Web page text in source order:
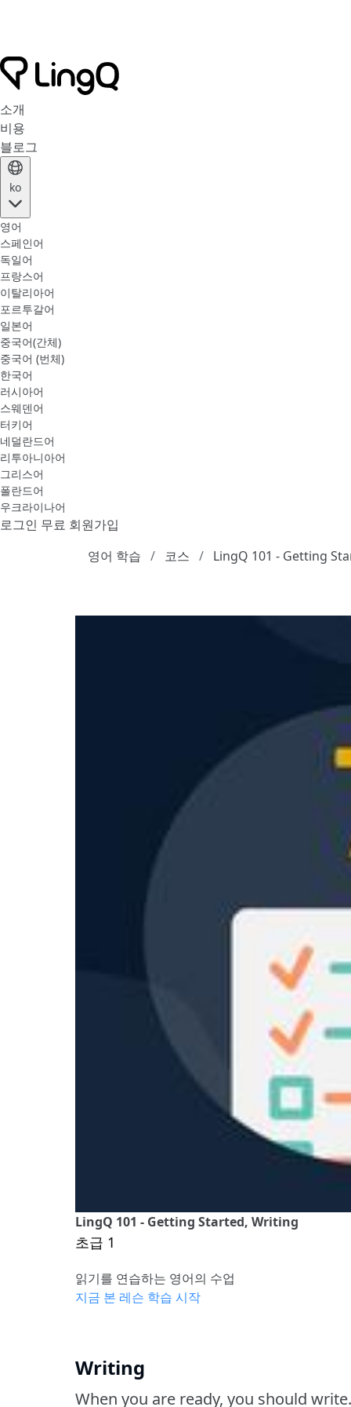
소개
비용
블로그
ko
영어
스페인어
독일어
프랑스어
이탈리아어
포르투갈어
일본어
중국어(간체)
중국어 (번체)
한국어
러시아어
스웨덴어
터키어
네덜란드어
리투아니아어
그리스어
폴란드어
우크라이나어
로그인 무료 회원가입
영어 학습
코스 LingQ 101 - Getting
LingQ 101 - Getting Started, Writing
초급 1
읽기를 연습하는 영어의 수업
지금 본 레슨 학습 시작
Writing
When you are ready, you should write.